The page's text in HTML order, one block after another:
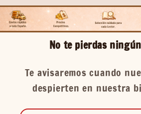
No te pierdas
Te avisaremos cuando
despierten en nuestra